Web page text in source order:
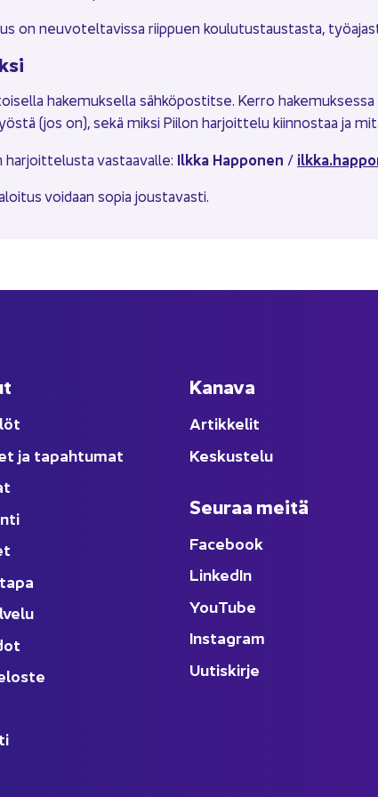
on neu­vo­tel­ta­vis­sa riip­puen kou­lu­tus­taus­tas­ta,
ha­ke­muk­sel­la säh­kö­pos­tit­se. Kerro
(jos on), sekä miksi Pii­lon har­joit­te­lu kiin­nos­taa ja
vas­taa­val­le: Ilkka Hap­po­nen /
voi­daan sopia jous­ta­vas­ti.
ja ta­pah­tu­mat
Ka­na­va
Ar­tik­ke­lit
Kes­kus­te­lu
Seu­raa meitä
Face­book
Lin­ke­dIn
YouTube
Ins­ta­gram
Uu­tis­kir­je